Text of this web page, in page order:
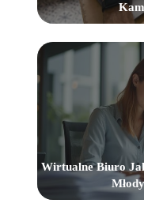
Wirtualne Biuro